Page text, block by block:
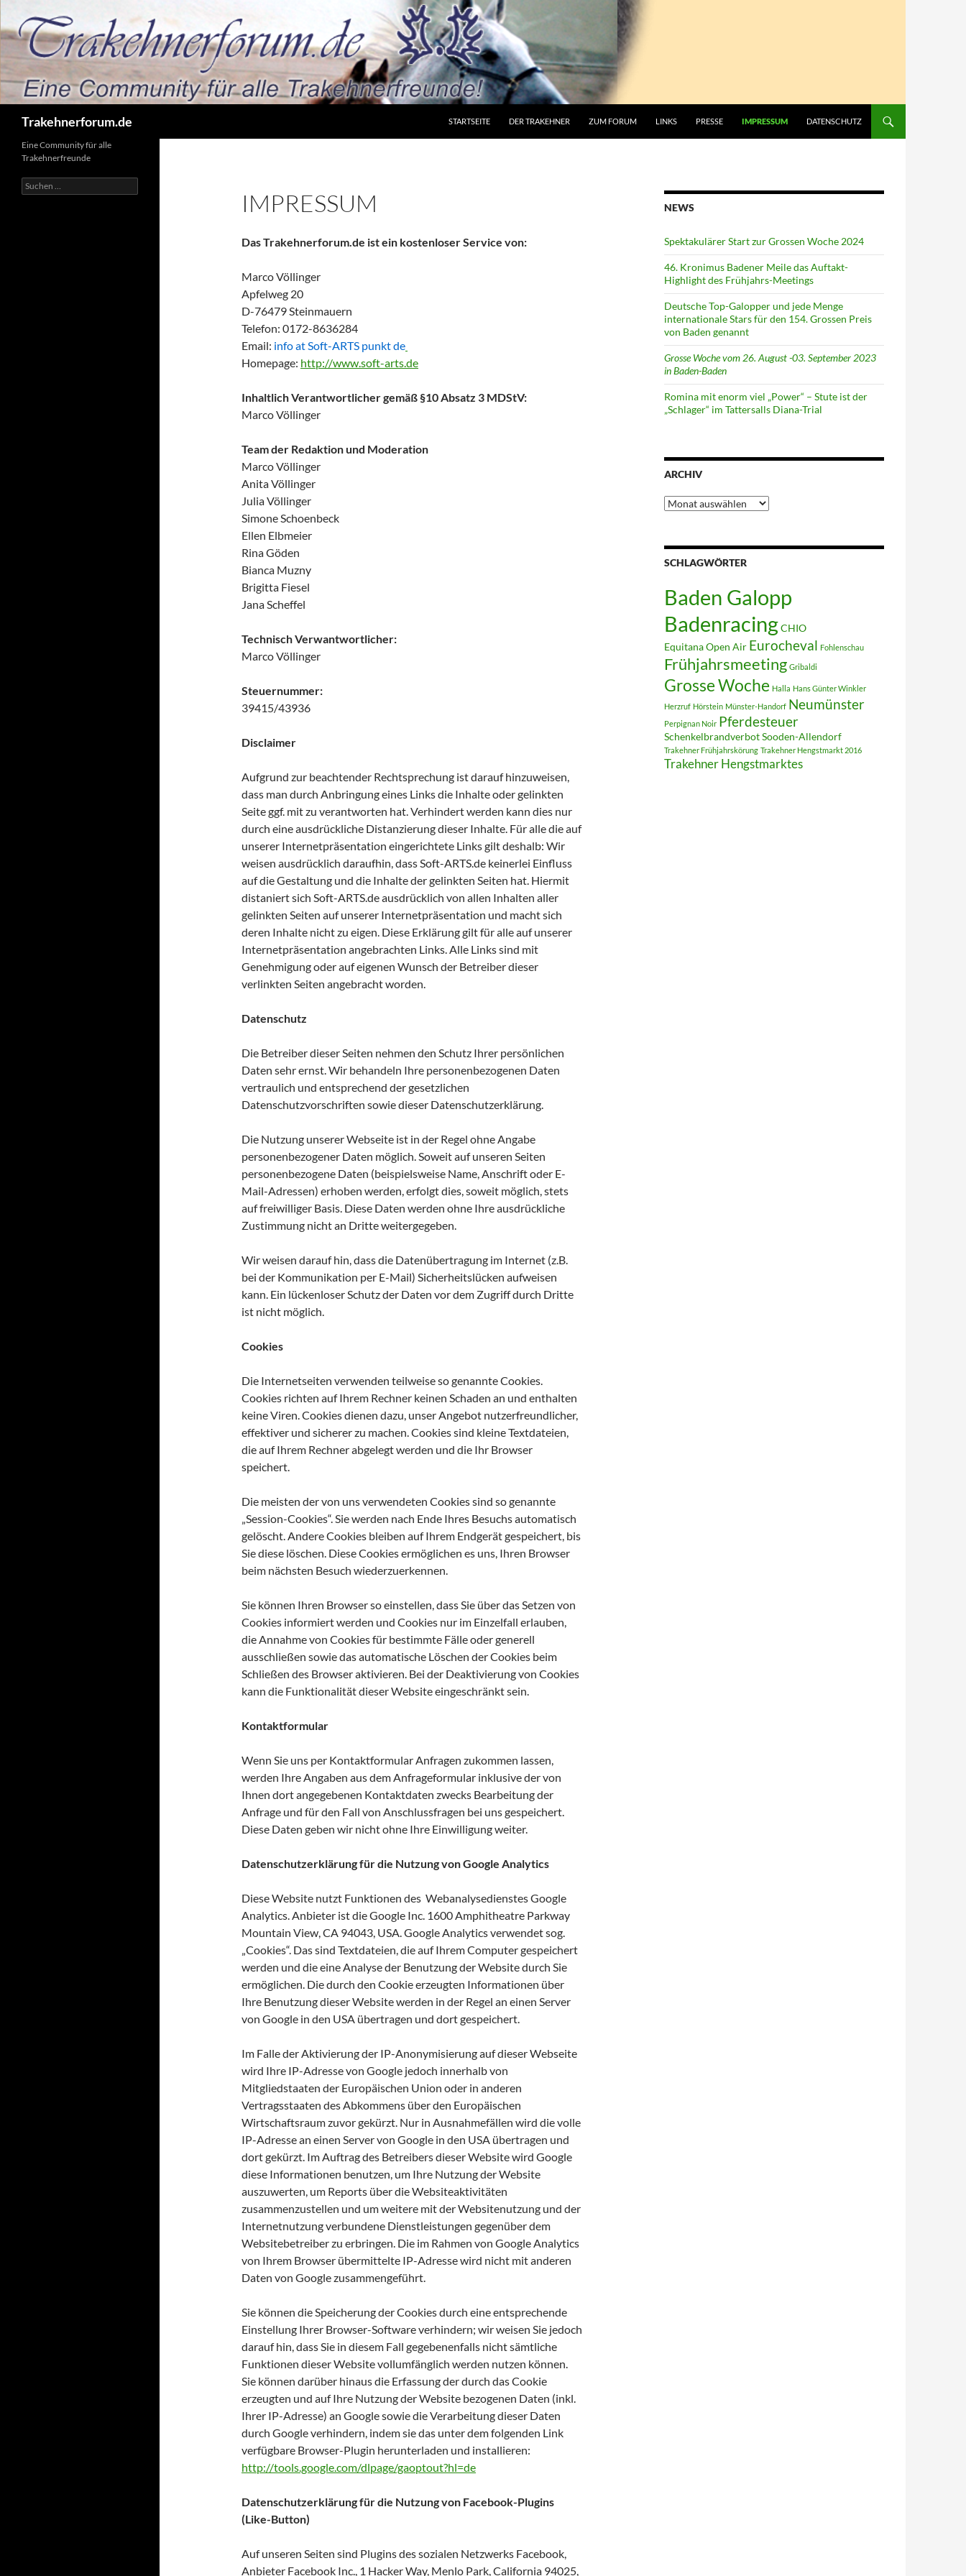
Inhalt
springen
Trakehnerforum.de STARTSEITE DER TRAKEHNER ZUM FORUM LINKS PRESSE IMPRESSUM DATENSCHUTZ
IMPRESSUM
Das Trakehnerforum.de ist ein kostenloser Service von:
Marco Völlinger
Apfelweg 20
D-76479 Steinmauern
Telefon: 0172-8636284
Email: info at Soft-ARTS punkt de
Homepage: http://www.soft-arts.de
Inhaltlich Verantwortlicher gemäß §10 Absatz 3 MDStV:
Marco Völlinger
Team der Redaktion und Moderation
Marco Völlinger
Anita Völlinger
Julia Völlinger
Simone Schoenbeck
Ellen Elbmeier
Rina Göden
Bianca Muzny
Brigitta Fiesel
Jana Scheffel
Technisch Verwantwortlicher:
Marco Völlinger
Steuernummer:
39415/43936
Disclaimer
Aufgrund zur beachtender Rechtsprechung ist darauf hinzuweisen,
dass man durch Anbringung eines Links die Inhalte oder gelinkten
Seite ggf. mit zu verantworten hat. Verhindert werden kann dies nur
durch eine ausdrückliche Distanzierung dieser Inhalte. Für alle die auf
unserer Internetpräsentation eingerichtete Links gilt deshalb: Wir
weisen ausdrücklich daraufhin, dass Soft-ARTS.de keinerlei Einfluss
auf die Gestaltung und die Inhalte der gelinkten Seiten hat. Hiermit
distaniert sich Soft-ARTS.de ausdrücklich von allen Inhalten aller
gelinkten Seiten auf unserer Internetpräsentation und macht sich
deren Inhalte nicht zu eigen. Diese Erklärung gilt für alle auf unserer
Internetpräsentation angebrachten Links. Alle Links sind mit
Genehmigung oder auf eigenen Wunsch der Betreiber dieser
verlinkten Seiten angebracht worden.
Datenschutz
Die Betreiber dieser Seiten nehmen den Schutz Ihrer persönlichen
Daten sehr ernst. Wir behandeln Ihre personenbezogenen Daten
vertraulich und entsprechend der gesetzlichen
Datenschutzvorschriften sowie dieser Datenschutzerklärung.
Die Nutzung unserer Webseite ist in der Regel ohne Angabe
personenbezogener Daten möglich. Soweit auf unseren Seiten
personenbezogene Daten (beispielsweise Name, Anschrift oder E-
Mail-Adressen) erhoben werden, erfolgt dies, soweit möglich, stets
auf freiwilliger Basis. Diese Daten werden ohne Ihre ausdrückliche
Zustimmung nicht an Dritte weitergegeben.
Wir weisen darauf hin, dass die Datenübertragung im Internet (z.B.
bei der Kommunikation per E-Mail) Sicherheitslücken aufweisen
kann. Ein lückenloser Schutz der Daten vor dem Zugriff durch Dritte
ist nicht möglich.
Cookies
Die Internetseiten verwenden teilweise so genannte Cookies.
Cookies richten auf Ihrem Rechner keinen Schaden an und enthalten
keine Viren. Cookies dienen dazu, unser Angebot nutzerfreundlicher,
effektiver und sicherer zu machen. Cookies sind kleine Textdateien,
die auf Ihrem Rechner abgelegt werden und die Ihr Browser
speichert.
Die meisten der von uns verwendeten Cookies sind so genannte
„Session-Cookies“. Sie werden nach Ende Ihres Besuchs automatisch
gelöscht. Andere Cookies bleiben auf Ihrem Endgerät gespeichert, bis
Sie diese löschen. Diese Cookies ermöglichen es uns, Ihren Browser
beim nächsten Besuch wiederzuerkennen.
Sie können Ihren Browser so einstellen, dass Sie über das Setzen von
Cookies informiert werden und Cookies nur im Einzelfall erlauben,
die Annahme von Cookies für bestimmte Fälle oder generell
ausschließen sowie das automatische Löschen der Cookies beim
Schließen des Browser aktivieren. Bei der Deaktivierung von Cookies
kann die Funktionalität dieser Website eingeschränkt sein.
Kontaktformular
Wenn Sie uns per Kontaktformular Anfragen zukommen lassen,
werden Ihre Angaben aus dem Anfrageformular inklusive der von
Ihnen dort angegebenen Kontaktdaten zwecks Bearbeitung der
Anfrage und für den Fall von Anschlussfragen bei uns gespeichert.
Diese Daten geben wir nicht ohne Ihre Einwilligung weiter.
Datenschutzerklärung für die Nutzung von Google Analytics
Diese Website nutzt Funktionen des Webanalysedienstes Google
Analytics. Anbieter ist die Google Inc. 1600 Amphitheatre Parkway
Mountain View, CA 94043, USA. Google Analytics verwendet sog.
„Cookies“. Das sind Textdateien, die auf Ihrem Computer gespeichert
werden und die eine Analyse der Benutzung der Website durch Sie
ermöglichen. Die durch den Cookie erzeugten Informationen über
Ihre Benutzung dieser Website werden in der Regel an einen Server
von Google in den USA übertragen und dort gespeichert.
Im Falle der Aktivierung der IP-Anonymisierung auf dieser Webseite
wird Ihre IP-Adresse von Google jedoch innerhalb von
Mitgliedstaaten der Europäischen Union oder in anderen
Vertragsstaaten des Abkommens über den Europäischen
Wirtschaftsraum zuvor gekürzt. Nur in Ausnahmefällen wird die volle
IP-Adresse an einen Server von Google in den USA übertragen und
dort gekürzt. Im Auftrag des Betreibers dieser Website wird Google
diese Informationen benutzen, um Ihre Nutzung der Website
auszuwerten, um Reports über die Websiteaktivitäten
zusammenzustellen und um weitere mit der Websitenutzung und der
Internetnutzung verbundene Dienstleistungen gegenüber dem
Websitebetreiber zu erbringen. Die im Rahmen von Google Analytics
von Ihrem Browser übermittelte IP-Adresse wird nicht mit anderen
Daten von Google zusammengeführt.
Sie können die Speicherung der Cookies durch eine entsprechende
Einstellung Ihrer Browser-Software verhindern; wir weisen Sie jedoch
darauf hin, dass Sie in diesem Fall gegebenenfalls nicht sämtliche
Funktionen dieser Website vollumfänglich werden nutzen können.
Sie können darüber hinaus die Erfassung der durch das Cookie
erzeugten und auf Ihre Nutzung der Website bezogenen Daten (inkl.
Ihrer IP-Adresse) an Google sowie die Verarbeitung dieser Daten
durch Google verhindern, indem sie das unter dem folgenden Link
verfügbare Browser-Plugin herunterladen und installieren:
http://tools.google.com/dlpage/gaoptout?hl=de
Datenschutzerklärung für die Nutzung von Facebook-Plugins
(Like-Button)
Auf unseren Seiten sind Plugins des sozialen Netzwerks Facebook,
Anbieter Facebook Inc., 1 Hacker Way, Menlo Park, California 94025,
NEWS
Spektakulärer Start zur Grossen Woche 2024
46. Kronimus Badener Meile das Auftakt-
Highlight des Frühjahrs-Meetings
Deutsche Top-Galopper und jede Menge
internationale Stars für den 154. Grossen Preis
von Baden genannt
Grosse Woche vom 26. August -03. September 2023
in Baden-Baden
Romina mit enorm viel „Power“ – Stute ist der
„Schlager“ im Tattersalls Diana-Trial
ARCHIV
Archiv
SCHLAGWÖRTER
Baden Galopp
BadenracingCHIO
Equitana Open Air Eurocheval Fohlenschau
Frühjahrsmeeting Gribaldi
Grosse Woche Halla Hans Günter Winkler
Herzruf Hörstein Münster-Handorf Neumünster
Perpignan Noir Pferdesteuer
SchenkelbrandverbotSooden-Allendorf
Trakehner Frühjahrskörung Trakehner Hengstmarkt 2016
Trakehner Hengstmarktes
Eine Community für alle
Trakehnerfreunde
Suchen
nach: